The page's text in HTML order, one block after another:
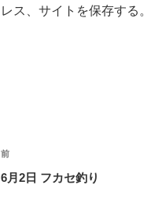
レス、サイトを保存する。
投
稿
前
の
前
6月2日 フカセ釣り